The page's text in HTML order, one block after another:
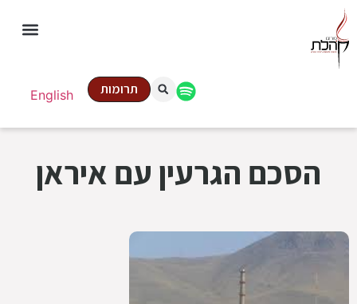
English תרומות
הסכם הגרעין עם איראן